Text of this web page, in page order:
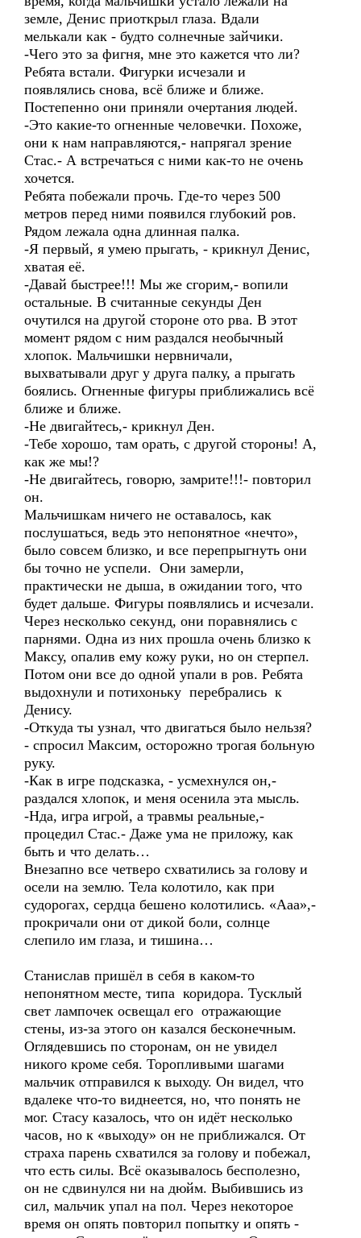
земле, Денис приоткрыл глаза. Вдали
мелькали как - будто солнечные зайчики.
-Чего это за фигня, мне это кажется что ли?
Ребята встали. Фигурки исчезали и
появлялись снова, всё ближе и ближе.
Постепенно они приняли очертания людей.
-Это какие-то огненные человечки. Похоже,
они к нам направляются,- напрягал зрение
Стас.- А встречаться с ними как-то не очень
хочется.
Ребята побежали прочь. Где-то через 500
метров перед ними появился глубокий ров.
Рядом лежала одна длинная палка.
-Я первый, я умею прыгать, - крикнул Денис,
хватая её.
-Давай быстрее!!! Мы же сгорим,- вопили
остальные. В считанные секунды Ден
очутился на другой стороне ото рва. В этот
момент рядом с ним раздался необычный
хлопок. Мальчишки нервничали,
выхватывали друг у друга палку, а прыгать
боялись. Огненные фигуры приближались всё
ближе и ближе.
-Не двигайтесь,- крикнул Ден.
-Тебе хорошо, там орать, с другой стороны! А,
как же мы!?
-Не двигайтесь, говорю, замрите!!!- повторил
он.
Мальчишкам ничего не оставалось, как
послушаться, ведь это непонятное «нечто»,
было совсем близко, и все перепрыгнуть они
бы точно не успели. Они замерли,
практически не дыша, в ожидании того, что
будет дальше. Фигуры появлялись и исчезали.
Через несколько секунд, они поравнялись с
парнями. Одна из них прошла очень близко к
Максу, опалив ему кожу руки, но он стерпел.
Потом они все до одной упали в ров. Ребята
выдохнули и потихоньку перебрались к
Денису.
-Откуда ты узнал, что двигаться было нельзя?
- спросил Максим, осторожно трогая больную
руку.
-Как в игре подсказка, - усмехнулся он,-
раздался хлопок, и меня осенила эта мысль.
-Нда, игра игрой, а травмы реальные,-
процедил Стас.- Даже ума не приложу, как
быть и что делать…
Внезапно все четверо схватились за голову и
осели на землю. Тела колотило, как при
судорогах, сердца бешено колотились. «Ааа»,-
прокричали они от дикой боли, солнце
слепило им глаза, и тишина…
Станислав пришёл в себя в каком-то
непонятном месте, типа коридора. Тусклый
свет лампочек освещал его отражающие
стены, из-за этого он казался бесконечным.
Оглядевшись по сторонам, он не увидел
никого кроме себя. Торопливыми шагами
мальчик отправился к выходу. Он видел, что
вдалеке что-то виднеется, но, что понять не
мог. Стасу казалось, что он идёт несколько
часов, но к «выходу» он не приближался. От
страха парень схватился за голову и побежал,
что есть силы. Всё оказывалось бесполезно,
он не сдвинулся ни на дюйм. Выбившись из
сил, мальчик упал на пол. Через некоторое
время он опять повторил попытку и опять -